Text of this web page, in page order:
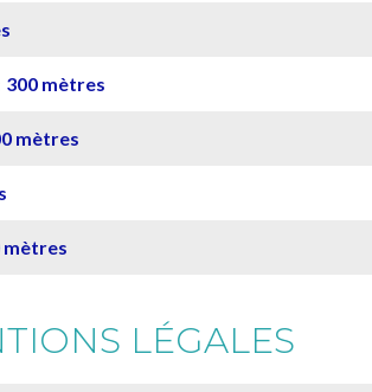
300 mètres
mètres
mètres
LÉGALES